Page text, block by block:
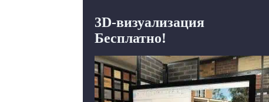
3D-визуализация
Бесплатно!